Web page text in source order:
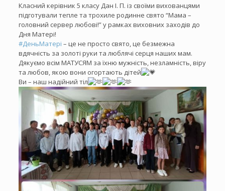
Класний керівник 5 класу Дан І. П. із своїми вихованцями
підготували тепле та трохиле родинне свято “Мама –
головний сервер любові!” у рамках виховних заходів до
Дня Матері!
#ДеньМатері – це не просто свято, це безмежна
вдячність за золоті руки та люблячі серця наших мам.
Дякуємо всім МАТУСЯМ за їхню мужність, незламність, віру
та любов, якою вони огортають дітей
Ви – наш надійний тіл